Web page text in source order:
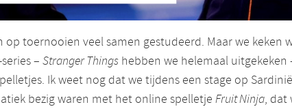
op toernooien veel samen gestudeerd. Maar we keken
– Stranger Things hebben we helemaal uitgekeken
Ik weet nog dat we tijdens een stage op
bezig waren met het online spelletje Fruit Ninja, dat